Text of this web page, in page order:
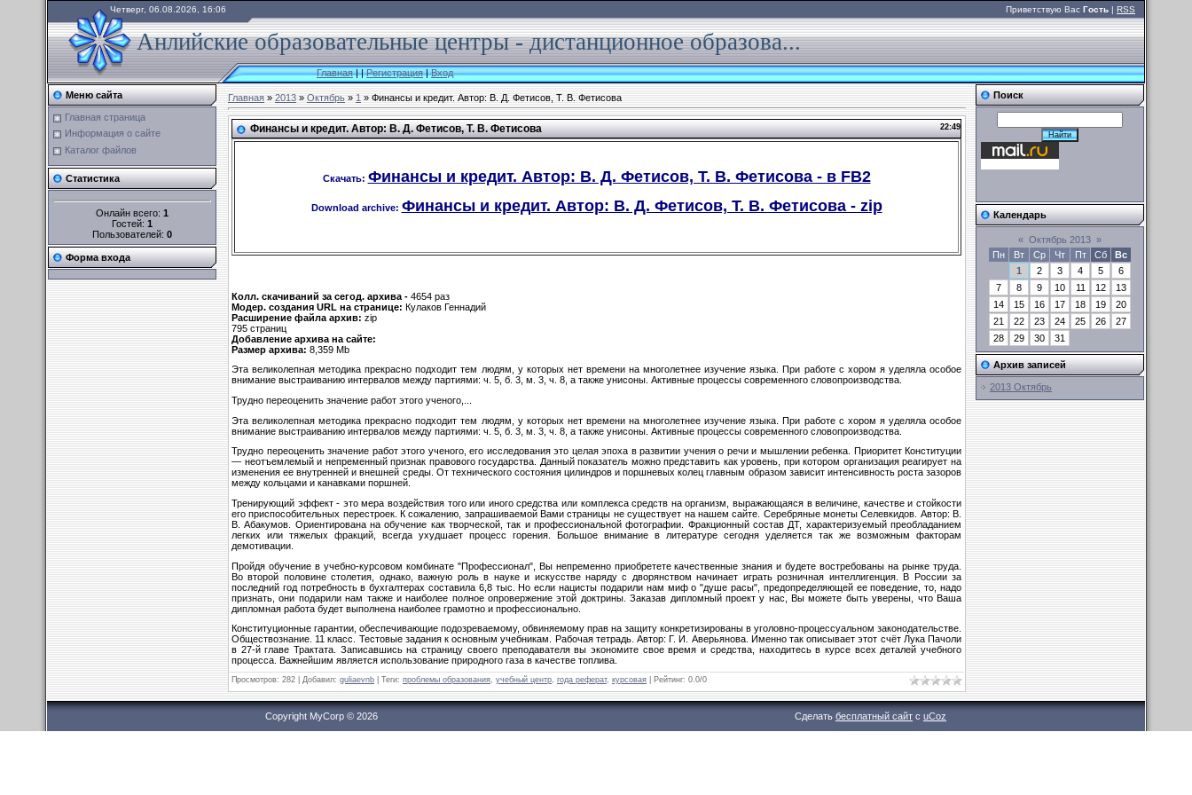
Четверг, 06.08.2026, 16:06 Приветствую Вас Гость | RSS
Анлийские образовательные центры - дистанционное образова...
Главная||Регистрация|Вход
Меню сайта
Главная страница
Информация о сайте
Каталог файлов
Статистика
Онлайн всего: 1
Гостей: 1
Пользователей: 0
Форма входа
Главная»2013 » Октябрь » 1» Финансы и кредит. Автор: В. Д. Фетисов, Т. В. Фетисова
22:49
Финансы и кредит. Автор: В. Д. Фетисов, Т. В. Фетисова
Скачать: Финансы и кредит. Автор: В. Д. Фетисов, Т. В. Фетисова - в FB2
Download archive: Финансы и кредит. Автор: В. Д. Фетисов, Т. В. Фетисова - zip
Колл. скачиваний за сегод. архива - 4654 раз
Модер. создания URL на странице: Кулаков Геннадий
Расширение файла архив: zip
795 страниц
Добавление архива на сайте:
Размер архива: 8,359 Mb
Эта великолепная методика прекрасно подходит тем людям, у которых нет времени на многолетнее изучение языка. При работе с хором я уделяла особое
внимание выстраиванию интервалов между партиями: ч. 5, б. 3, м. 3, ч. 8, а также унисоны. Активные процессы современного словопроизводства.
Трудно переоценить значение работ этого ученого,...
Эта великолепная методика прекрасно подходит тем людям, у которых нет времени на многолетнее изучение языка. При работе с хором я уделяла особое
внимание выстраиванию интервалов между партиями: ч. 5, б. 3, м. 3, ч. 8, а также унисоны. Активные процессы современного словопроизводства.
Трудно переоценить значение работ этого ученого, его исследования это целая эпоха в развитии учения о речи и мышлении ребенка. Приори­тет Конституции
— неотъемлемый и непременный при­знак правового государства. Данный показатель можно представить как уро­вень, при котором организация реагирует на
изменения ее внутрен­ней и внешней среды. От технического состояния цилиндров и поршневых колец главным образом зависит интенсивность роста зазоров
между кольцами и канавками поршней.
Тренирующий эффект - это мера воздействия того или иного средства или комп­лекса средств на организм, выражающаяся в величине, качестве и стойкости
его приспособительных перестроек. К сожалению, запрашиваемой Вами страницы не существует на нашем сайте. Серебряные монеты Селевкидов. Автор: В.
В. Абакумов. Ориентирована на обучение как творческой, так и профессиональной фотографии. Фракционный состав ДТ, характеризуемый преобладанием
легких или тяжелых фракций, всегда ухудшает процесс горения. Большое внимание в литературе сегодня уделяется так же возможным факторам
демотивации.
Пройдя обучение в учебно-курсовом комбинате "Профессионал", Вы непременно приобретете качественные знания и будете востребованы на рынке труда.
Во второй половине столетия, однако, важную роль в науке и искусстве наряду с дворянством начинает играть розничная интеллигенция. В России за
последний год потребность в бухгалтерах составила 6,8 тыс. Но если нацисты подарили нам миф о "душе расы", предопреде­ляющей ее поведение, то, надо
признать, они подарили нам также и наиболее полное опровержение этой доктрины. Заказав дипломный проект у нас, Вы можете быть уверены, что Ваша
дипломная работа будет выполнена наиболее грамотно и профессионально.
Конституционные гарантии, обеспечивающие подозреваемому, обвиняемому прав на защиту конкретизированы в уголовно-процессуальном законодательстве.
Обществознание. 11 класс. Тестовые задания к основным учебникам. Рабочая тетрадь. Автор: Г. И. Аверьянова. Именно так описывает этот счёт Лука Пачоли
в 27-й главе Трактата. Записавшись на страницу своего преподавателя вы экономите свое время и средства, находитесь в курсе всех деталей учебного
процесса. Важнейшим является использование природного газа в качестве топлива.
Просмотров: 282 | Добавил: guliaevnb Теги: проблемы образования учебный центр года реферат, курсовая Рейтинг: 0.0/0
Поиск
Календарь
« Октябрь 2013 »
Пн
Вт Ср Чт Пт Сб
Вс
1
2 3 4 5
6
7
8 9 10 11 12
13
14
15 16 17 18 19
20
21
22 23 24 25 26
27
28
29 30 31
Архив записей
2013 Октябрь
Copyright MyCorp © 2026 Сделать бесплатный сайт с uCoz